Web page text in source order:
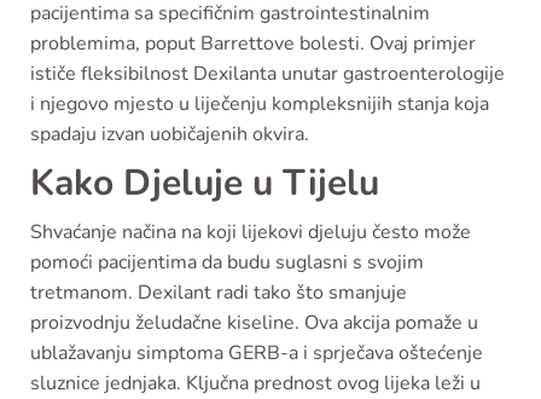
pacijentima sa specifičnim gastrointestinalnim
problemima, poput Barrettove bolesti. Ovaj primjer
ističe fleksibilnost Dexilanta unutar gastroenterologije
i njegovo mjesto u liječenju kompleksnijih stanja koja
spadaju izvan uobičajenih okvira.
Kako Djeluje u Tijelu
Shvaćanje načina na koji lijekovi djeluju često može
pomoći pacijentima da budu suglasni s svojim
tretmanom. Dexilant radi tako što smanjuje
proizvodnju želudačne kiseline. Ova akcija pomaže u
ublažavanju simptoma GERB-a i sprječava oštećenje
sluznice jednjaka. Ključna prednost ovog lijeka leži u